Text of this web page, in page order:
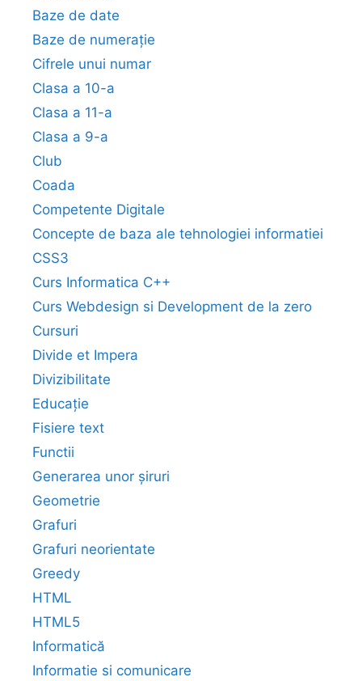
Baze de date
Baze de numerație
Cifrele unui numar
Clasa a 10-a
Clasa a 11-a
Clasa a 9-a
Club
Coada
Competente Digitale
Concepte de baza ale tehnologiei informatiei
CSS3
Curs Informatica C++
Curs Webdesign si Development de la zero
Cursuri
Divide et Impera
Divizibilitate
Educație
Fisiere text
Functii
Generarea unor șiruri
Geometrie
Grafuri
Grafuri neorientate
Greedy
HTML
HTML5
Informatică
Informatie si comunicare